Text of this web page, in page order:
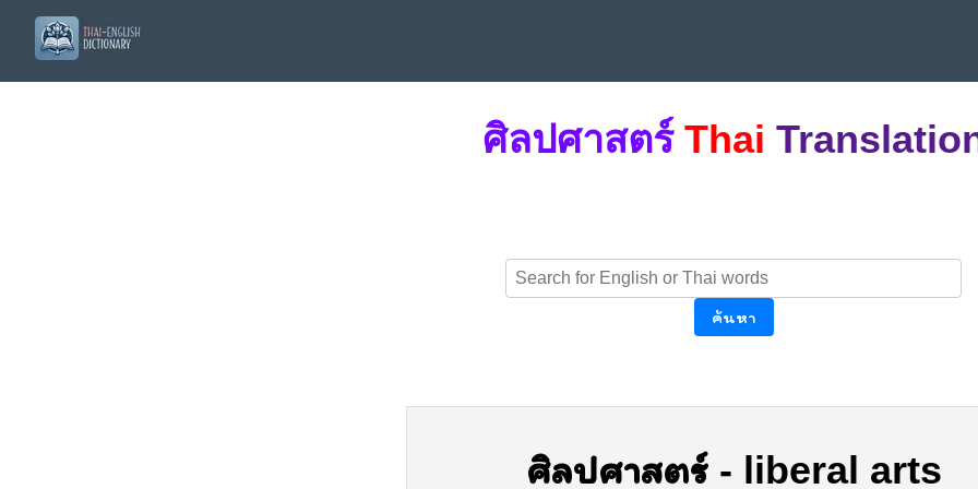
ศิลปศาสตร์ Thai
ค้นหา
ศิลปศาสตร์- liberal arts